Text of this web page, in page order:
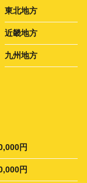
東北地方
近畿地方
九州地方
円
円